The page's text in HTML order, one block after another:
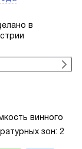
в
винного
зон: 2